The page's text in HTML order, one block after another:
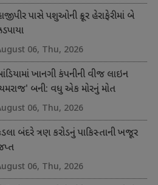
પાસે પશુઓની ક્રૂર હેરાફેરીમાં બે
06, Thu, 2026
ખાનગી કંપનીની વીજ લાઇન
બની: વધુ એક મોરનું મોત
06, Thu, 2026
બંદરે ત્રણ કરોડનું પાકિસ્તાની ખજૂર
06, Thu, 2026